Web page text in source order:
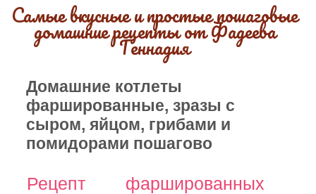
Самые вкусные и простые пошаговые
домашние рецепты от Фадеева
Геннадия
Домашние котлеты
фаршированные, зразы с
сыром, яйцом, грибами и
помидорами пошагово
Рецепт фаршированных